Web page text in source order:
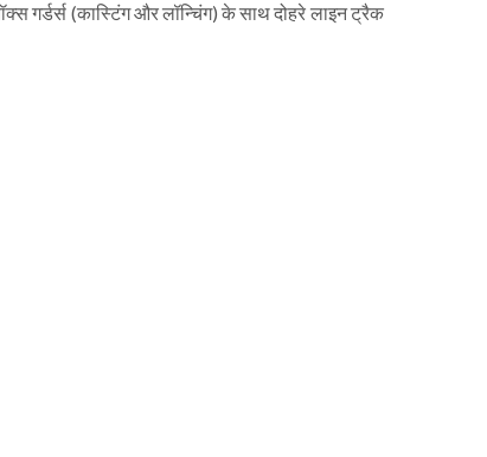
गर्डर्स (कास्टिंग और लॉन्चिंग) के साथ दोहरे लाइन ट्रैक